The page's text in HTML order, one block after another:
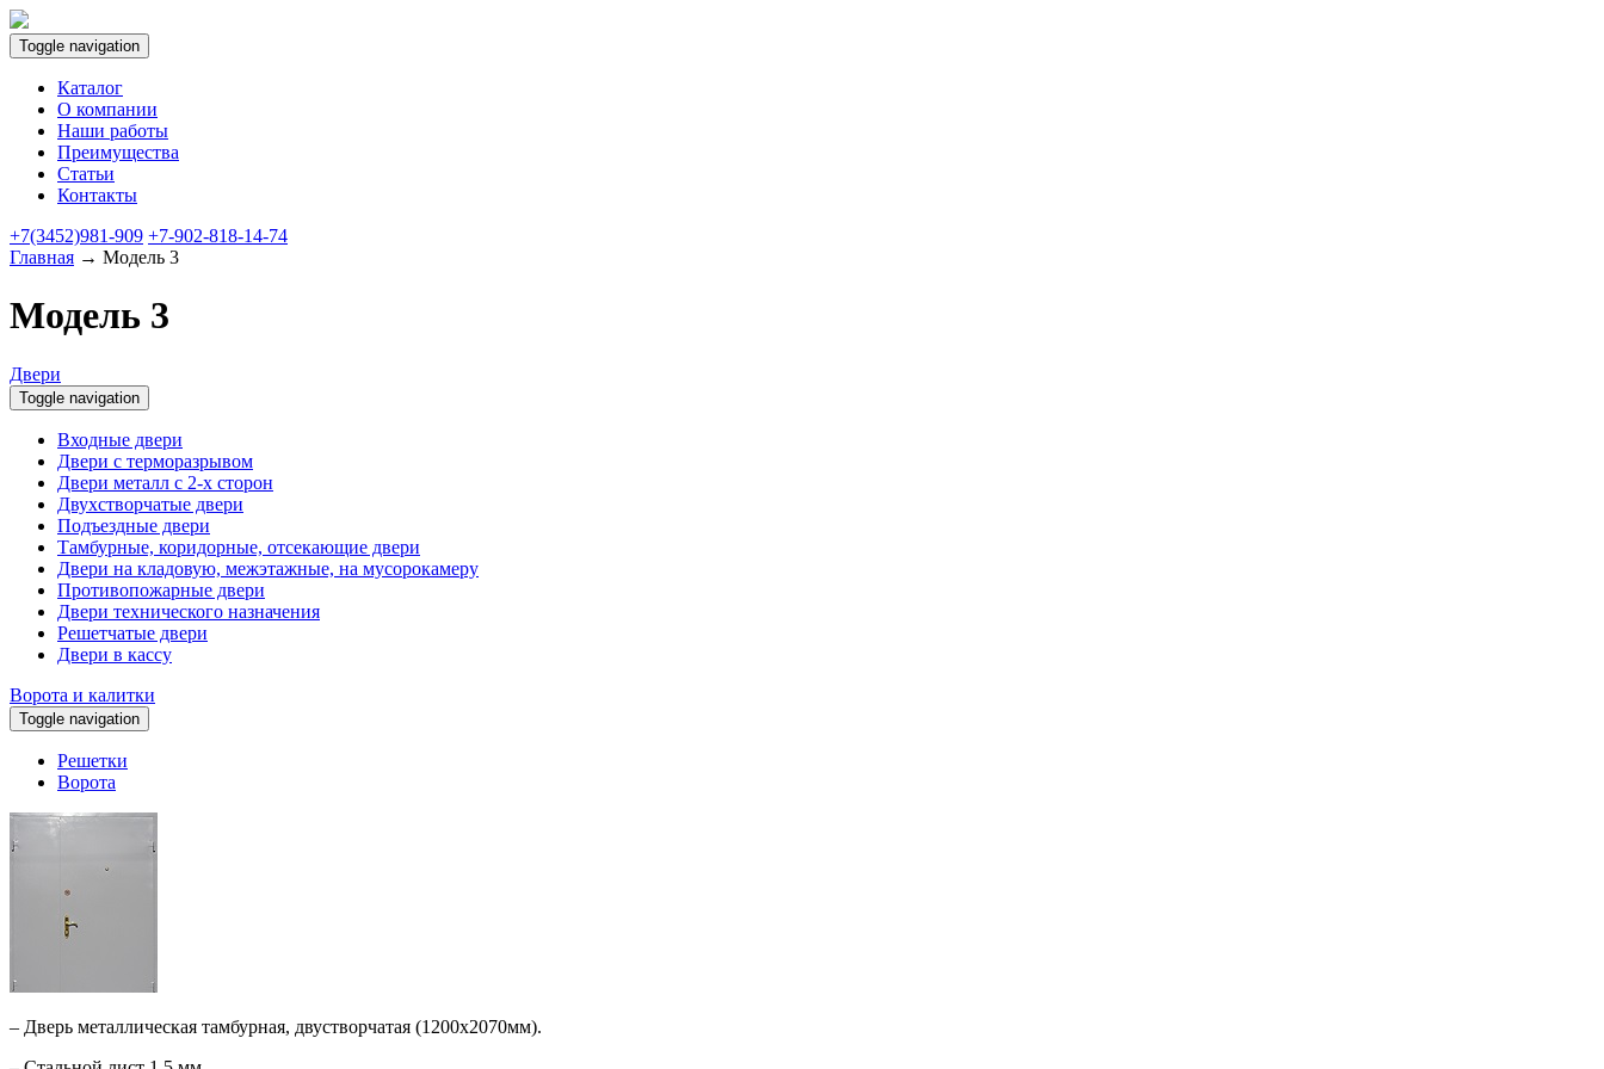
Toggle navigation
Каталог
О компании
Наши работы
Преимущества
Статьи
Контакты
+7(3452)981-909 +7-902-818-14-74
Главная → Модель 3
Модель 3
Двери
Toggle navigation
Входные двери
Двери с терморазрывом
Двери металл с 2-х сторон
Двухстворчатые двери
Подъездные двери
Тамбурные, коридорные, отсекающие двери
Двери на кладовую, межэтажные, на мусорокамеру
Противопожарные двери
Двери технического назначения
Решетчатые двери
Двери в кассу
Ворота и калитки
Toggle navigation
Решетки
Ворота
– Дверь металлическая тамбурная, двустворчатая (1200х2070мм).